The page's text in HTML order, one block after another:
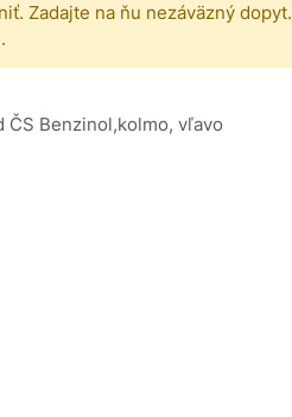
Zadajte na ňu nezáväzný dopyt.
ČS Benzinol,kolmo, vľavo